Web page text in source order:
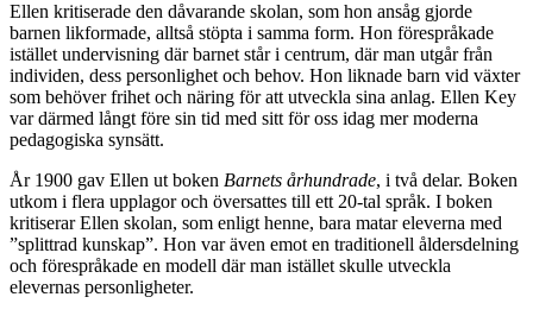
Ellen kritiserade den dåvarande skolan, som hon ansåg gjorde
barnen likformade, alltså stöpta i samma form. Hon förespråkade
istället undervisning där barnet står i centrum, där man utgår från
individen, dess personlighet och behov. Hon liknade barn vid växter
som behöver frihet och näring för att utveckla sina anlag. Ellen Key
var därmed långt före sin tid med sitt för oss idag mer moderna
pedagogiska synsätt.
År 1900 gav Ellen ut boken Barnets århundrade, i två delar. Boken
utkom i flera upplagor och översattes till ett 20-tal språk. I boken
kritiserar Ellen skolan, som enligt henne, bara matar eleverna med
”splittrad kunskap”. Hon var även emot en traditionell åldersdelning
och förespråkade en modell där man istället skulle utveckla
elevernas personligheter.